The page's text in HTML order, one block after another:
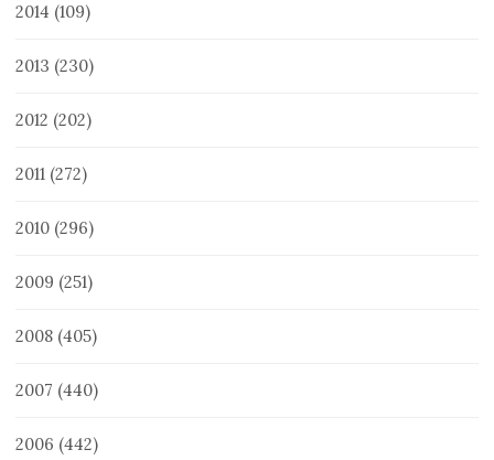
2014 (109)
2013 (230)
2012 (202)
2011 (272)
2010 (296)
2009 (251)
2008 (405)
2007 (440)
2006 (442)